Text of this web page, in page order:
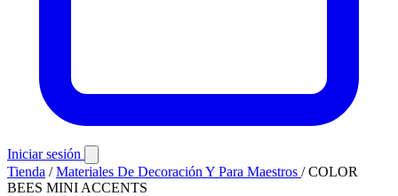
Iniciar sesión
Tienda / Materiales De Decoración Y Para Maestros / COLOR
BEES MINI ACCENTS